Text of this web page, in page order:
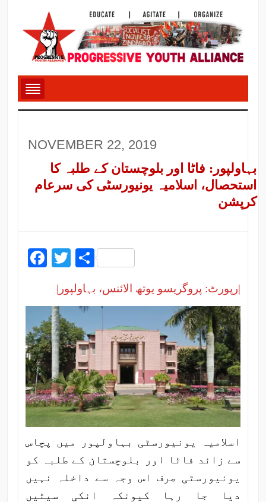
NOVEMBER 22, 2019
بہاولپور: فاٹا اور بلوچستان کے طلبہ کا
استحصال، اسلامیہ یونیورسٹی کی سرعام
کرپشن
Facebook
Twitter
Share
|رپورٹ: پروگریسو یوتھ الائنس، بہاولپور|
اسلامیہ یونیورسٹی بہاولپور میں پچاس
سے زائد فاٹا اور بلوچستان کے طلبہ کو
یونیورسٹی صرف اس وجہ سے داخلہ نہیں
دیا جا رہا کیونکہ انکی سیٹیں